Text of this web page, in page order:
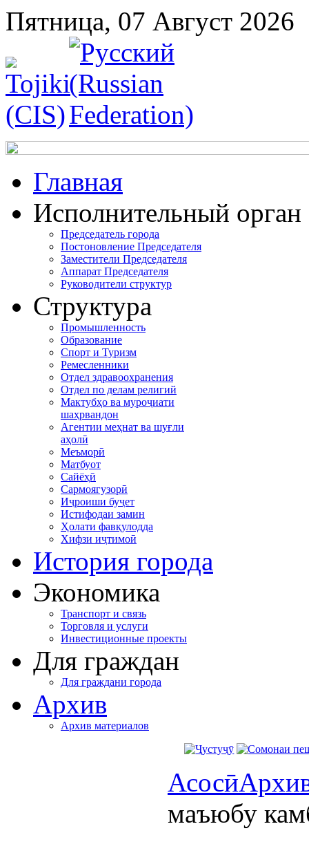
Пятница, 07 Август 2026
Главная
Исполнительный орган
Председатель города
Постоновление Председателя
Заместители Председателя
Аппарат Председателя
Руководители структур
Структура
Промышленность
Образование
Спорт и Туризм
Ремесленники
Отдел здравоохранения
Отдел по делам религий
Мактубҳо ва муроҷиати
шаҳрвандон
Агентии меҳнат ва шуғли
аҳолӣ
Меъморӣ
Матбуот
Сайёҳӣ
Сармоягузорӣ
Иҷроиши буҷет
Истифодаи замин
Ҳолати фавқулодда
Хифзи иҷтимоӣ
История города
Экономика
Транспорт и связь
Торговля и услуги
Инвестиционные проекты
Для граждан
Для граждани города
Архив
Архив материалов
Асосӣ
маъюбу